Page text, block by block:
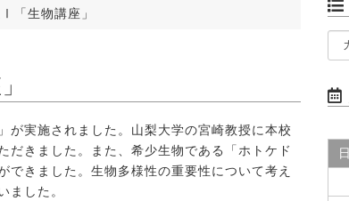
「生物講座」
が実施されました。山梨大学の宮崎教授に本校
だきました。また、希少生物である「ホトケド
きました。生物多様性の重要性について考え
ました。
日